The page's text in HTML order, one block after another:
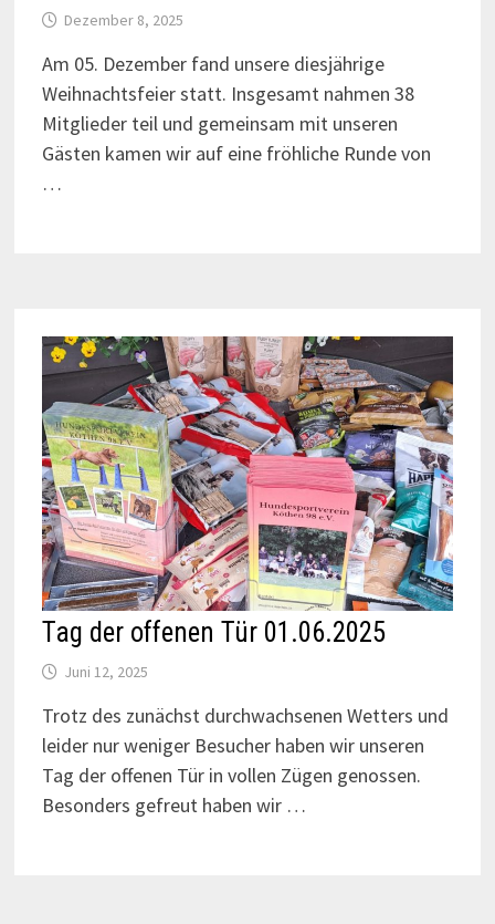
Dezember 8, 2025
Am 05. Dezember fand unsere diesjährige
Weihnachtsfeier statt. Insgesamt nahmen 38
Mitglieder teil und gemeinsam mit unseren
Gästen kamen wir auf eine fröhliche Runde von
…
Tag der offenen Tür 01.06.2025
Juni 12, 2025
Trotz des zunächst durchwachsenen Wetters und
leider nur weniger Besucher haben wir unseren
Tag der offenen Tür in vollen Zügen genossen.
Besonders gefreut haben wir …